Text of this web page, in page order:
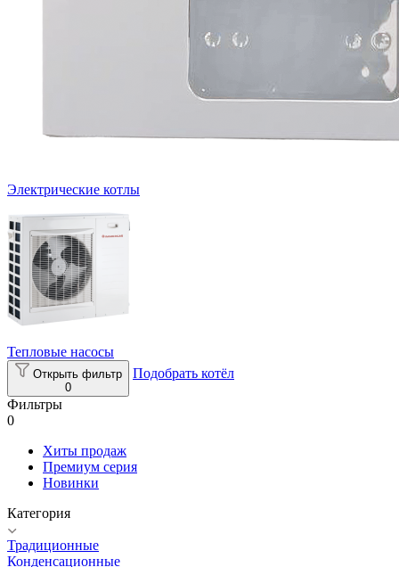
Электрические котлы
Тепловые насосы
Открыть фильтр
0
Подобрать котёл
Фильтры
0
Хиты продаж
Премиум серия
Новинки
Категория
Традиционные
Конденсационные